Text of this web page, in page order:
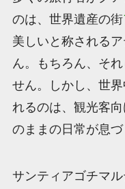
のは、世界遺産の街
美しいと称される
ん。もちろん、そ
せん。しかし、世
れるのは、観光客
のままの日常が息づ
サンティアゴチマ